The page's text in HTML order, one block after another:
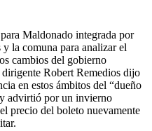
Maldonado integrada por
y la comuna para analizar el
cambios del gobierno
Robert Remedios dijo
en estos ámbitos del “dueño
advirtió por un invierno
precio del boleto nuevamente